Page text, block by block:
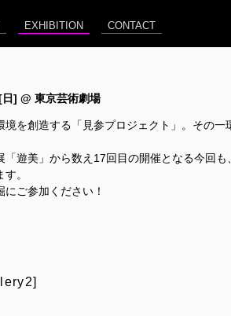
EXHIBITION CONTACT
] @ 東京芸術劇場
を創造する「見参プロジェクト」。その
遊美」から数え17回目の開催となる今回
。
ご参加ください！